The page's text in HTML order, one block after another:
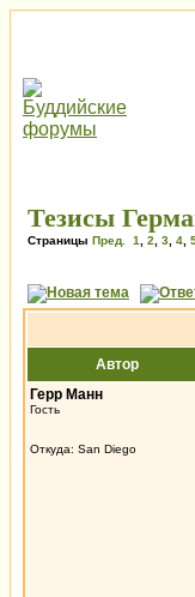
Тезисы
Страницы Пред. 1 2 3 4
Автор
Герр Манн
Гость
Откуда: San Diego